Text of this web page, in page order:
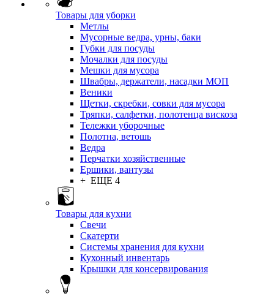
Товары для уборки
Метлы
Мусорные ведра, урны, баки
Губки для посуды
Мочалки для посуды
Мешки для мусора
Швабры, держатели, насадки МОП
Веники
Щетки, скребки, совки для мусора
Тряпки, салфетки, полотенца вискоза
Тележки уборочные
Полотна, ветошь
Ведра
Перчатки хозяйственные
Ершики, вантузы
+ ЕЩЕ 4
Товары для кухни
Свечи
Скатерти
Системы хранения для кухни
Кухонный инвентарь
Крышки для консервирования